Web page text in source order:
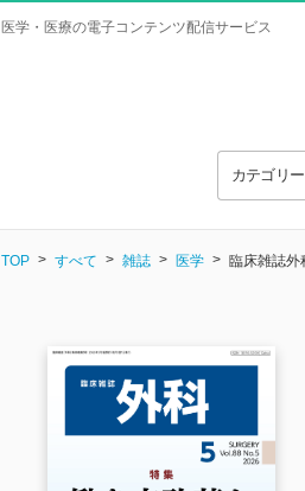
医学・医療の電子コンテンツ配信サービス
カテゴリ
TOP すべて 雑誌 医学 臨床雑誌